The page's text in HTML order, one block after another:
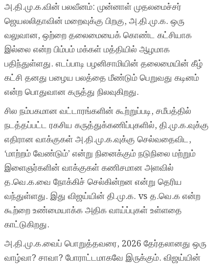
அ.தி.மு.க.வின் பலவீனம்: முன்னாள் முதலமைச்சர்
ஜெயலலிதாவின் மறைவுக்கு பிறகு, அ.தி.மு.க. ஒரு
வலுவான, ஒற்றை தலைமையைக் கொண்ட கட்சியாக
இல்லை என்ற பிம்பம் மக்கள் மத்தியில் ஆழமாக
பதிந்துள்ளது. எடப்பாடி பழனிசாமியின் தலைமையின் கீழ்
கட்சி தனது பழைய பலத்தை மீண்டும் பெறுவது கடினம்
என்ற பொதுவான கருத்து நிலவுகிறது.
சில நம்பகமான வட்டாரங்களின் கூற்றுப்படி, சமீபத்தில்
நடத்தப்பட்ட ரகசிய கருத்துக்கணிப்புகளில், தி.மு.க.வுக்கு
எதிரான வாக்குகள் அ.தி.மு.க.வுக்கு செல்வதைவிட,
‘மாற்றம் வேண்டும்’ என்று நினைக்கும் நடுநிலை மற்றும்
இளைஞர்களின் வாக்குகள் கணிசமான அளவில்
த.வெ.க.வை நோக்கிச் செல்கின்றன என்று தெரிய
வந்துள்ளது. இது விஜய்யின் தி.மு.க. vs த.வெ.க என்ற
கூற்றை உண்மையாக்க அதிக வாய்ப்புகள் உள்ளதை
காட்டுகிறது.
அ.தி.மு.க.வைப் பொறுத்தவரை, 2026 தேர்தலானது ஒரு
வாழ்வா? சாவா? போராட்டமாகவே இருக்கும். விஜய்யின்